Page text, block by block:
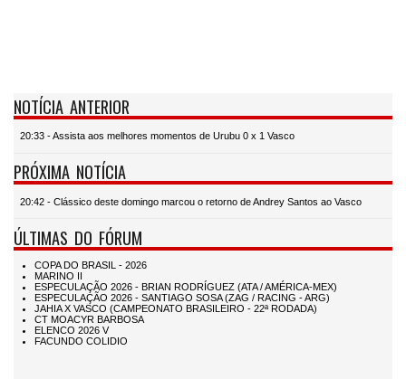
NOTÍCIA ANTERIOR
20:33 - Assista aos melhores momentos de Urubu 0 x 1 Vasco
PRÓXIMA NOTÍCIA
20:42 - Clássico deste domingo marcou o retorno de Andrey Santos ao Vasco
ÚLTIMAS DO FÓRUM